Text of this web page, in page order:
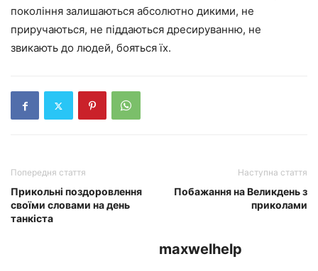
покоління залишаються абсолютно дикими, не
приручаються, не піддаються дресируванню, не
звикають до людей, бояться їх.
Попередня стаття
Прикольні поздоровлення
своїми словами на день
танкіста
Наступна стаття
Побажання на Великдень з
приколами
maxwelhelp